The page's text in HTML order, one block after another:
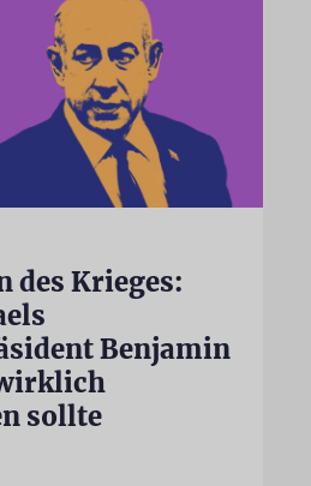
des Krieges:
Benjamin
sollte